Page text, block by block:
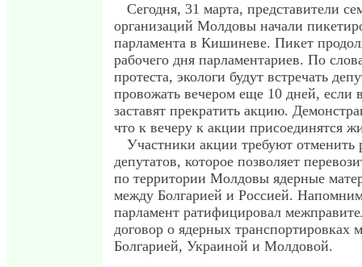
Сегодня, 31 марта, представители
организаций Молдовы начали
парламента в Кишиневе. Пикет
рабочего дня парламентариев. По
протеста, экологи будут встречать
провожать вечером еще 10 дней, если
заставят прекратить акцию.
что к вечеру к акции присоединятся
Участники акции требуют отменить
депутатов, которое позволяет
по территории Молдовы ядерные
между Болгарией и Россией.
парламент ратифицировал
договор о ядерных транспортировках
Болгарией, Украиной и Молдовой.